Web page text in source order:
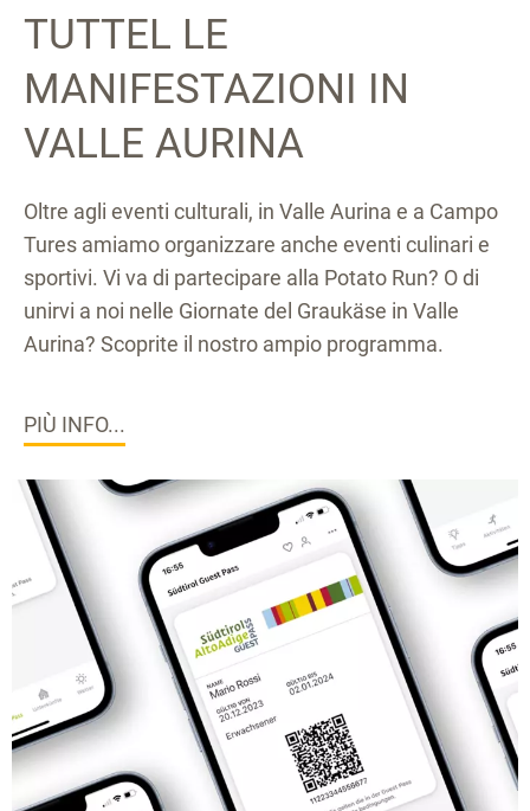
TUTTEL LE
MANIFESTAZIONI IN
VALLE AURINA
Oltre agli eventi culturali, in Valle Aurina e a Campo
Tures amiamo organizzare anche eventi culinari e
sportivi. Vi va di partecipare alla Potato Run? O di
unirvi a noi nelle Giornate del Graukäse in Valle
Aurina? Scoprite il nostro ampio programma.
PIÙ INFO...